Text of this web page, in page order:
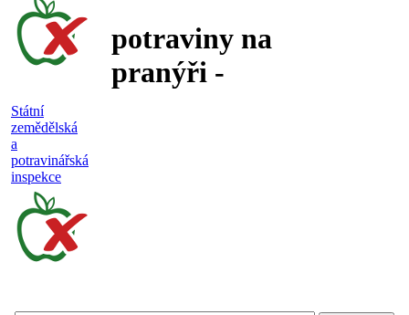
potraviny na
pranýři -
Státní
zemědělská
a
potravinářská
inspekce